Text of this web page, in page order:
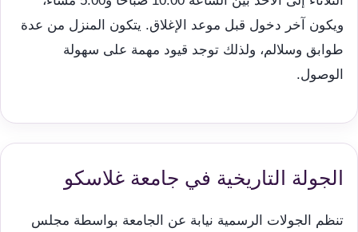
ويكون آخر دخول قبل موعد الإغلاق. يتكون المنزل من عدة
طوابق وسلالم، ولذلك توجد قيود مهمة على سهولة
الوصول.
الجولة التاريخية في جامعة غلاسكو
تنظم الجولات الرسمية نيابة عن الجامعة بواسطة مجلس